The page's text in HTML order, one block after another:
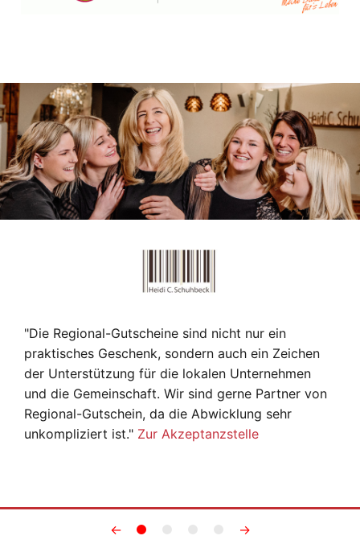
"Die Regional-Gutscheine sind nicht nur ein
praktisches Geschenk, sondern auch ein Zeichen
der Unterstützung für die lokalen Unternehmen
und die Gemeinschaft. Wir sind gerne Partner von
Regional-Gutschein, da die Abwicklung sehr
unkompliziert ist." Zur Akzeptanzstelle
← →